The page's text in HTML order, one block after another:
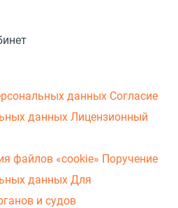
данных Согласие
данных Лицензионный
файлов «cookie» Поручение
данных Для
и судов